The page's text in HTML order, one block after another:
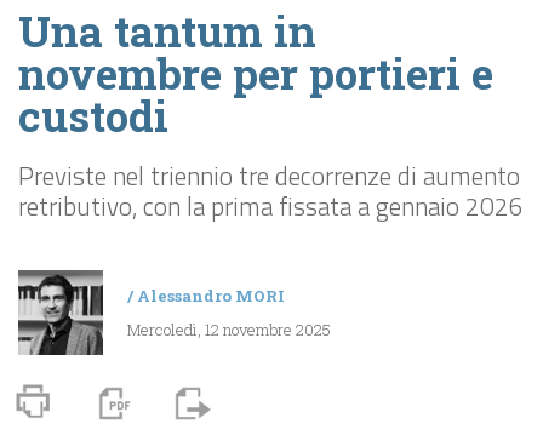
Una tantum in
novembre per portieri e
custodi
Previste nel triennio tre decorrenze di aumento
retributivo, con la prima fissata a gennaio 2026
/Alessandro MORI
Mercoledì, 12 novembre 2025